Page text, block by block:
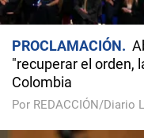
PROCLAMACIÓN
"recuperar el orden,
Colombia
Por REDACCIÓN/Diario